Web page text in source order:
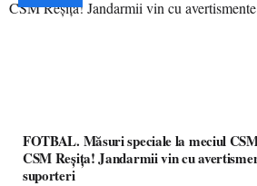
FOTBAL. Măsuri speciale la meciul
CSM Reșița! Jandarmii vin cu
suporteri